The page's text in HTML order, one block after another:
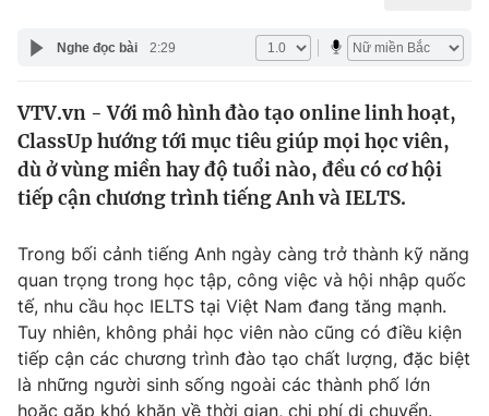
Y tế
Thế giới
Tin tức
Thế giới đó đây
Câu chuyện quốc tế
Kinh tế
Thị trường
Góc doanh nghiệp
Dữ liệu và đời sống
Truyền hình
Phim VTV
Hậu trường
Giải trí
Nghe đọc bài 2:29
VTV.vn - Với mô hình đào tạo online linh hoạt,
ClassUp hướng tới mục tiêu giúp mọi học viên,
dù ở vùng miền hay độ tuổi nào, đều có cơ hội
tiếp cận chương trình tiếng Anh và IELTS.
Trong bối cảnh tiếng Anh ngày càng trở thành kỹ năng
quan trọng trong học tập, công việc và hội nhập quốc
tế, nhu cầu học IELTS tại Việt Nam đang tăng mạnh.
Tuy nhiên, không phải học viên nào cũng có điều kiện
tiếp cận các chương trình đào tạo chất lượng, đặc biệt
là những người sinh sống ngoài các thành phố lớn
hoặc gặp khó khăn về thời gian, chi phí di chuyển.